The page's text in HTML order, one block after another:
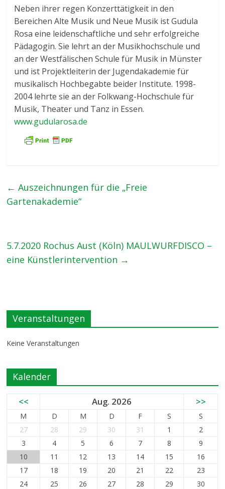
Neben ihrer regen Konzerttätigkeit in den
Bereichen Alte Musik und Neue Musik ist Gudula
Rosa eine leidenschaftliche und sehr erfolgreiche
Pädagogin. Sie lehrt an der Musikhochschule und
an der Westfälischen Schule für Musik in Münster
und ist Projektleiterin der Jugendakademie für
musikalisch Hochbegabte beider Institute. 1998-
2004 lehrte sie an der Folkwang-Hochschule für
Musik, Theater und Tanz in Essen.
www.gudularosa.de
← Auszeichnungen für die „Freie
Gartenakademie“
5.7.2020 Rochus Aust (Köln) MAULWURFDISCO –
eine Künstlerintervention →
Veranstaltungen
Keine Veranstaltungen
Kalender
<< Aug. 2026 >>
M D M D F S
S
27
28 29 30 31 1
2
3
4 5 6 7 8
9
10
11 12 13 14 15
16
17
18 19 20 21 22
23
24
25 26 27 28 29
30